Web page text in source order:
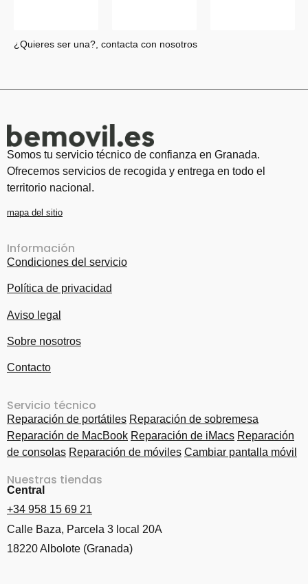
¿Quieres ser una?, contacta con nosotros
Somos tu servicio técnico de confianza en Granada.
Ofrecemos servicios de recogida y entrega en todo el
territorio nacional.
mapa del sitio
Información
Condiciones del servicio
Política de privacidad
Aviso legal
Sobre nosotros
Contacto
Servicio técnico
Reparación de portátiles Reparación de sobremesa
Reparación de MacBook Reparación de iMacs Reparación
de consolas Reparación de móviles Cambiar pantalla móvil
Nuestras tiendas
Central
+34 958 15 69 21
Calle Baza, Parcela 3 local 20A
18220 Albolote (Granada)